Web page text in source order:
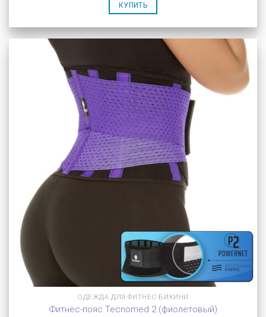
КУПИТЬ
ОДЕЖДА ДЛЯ ФИТНЕС-БИКИНИ
Фитнес-пояс Tecnomed 2 (фиолетовый)